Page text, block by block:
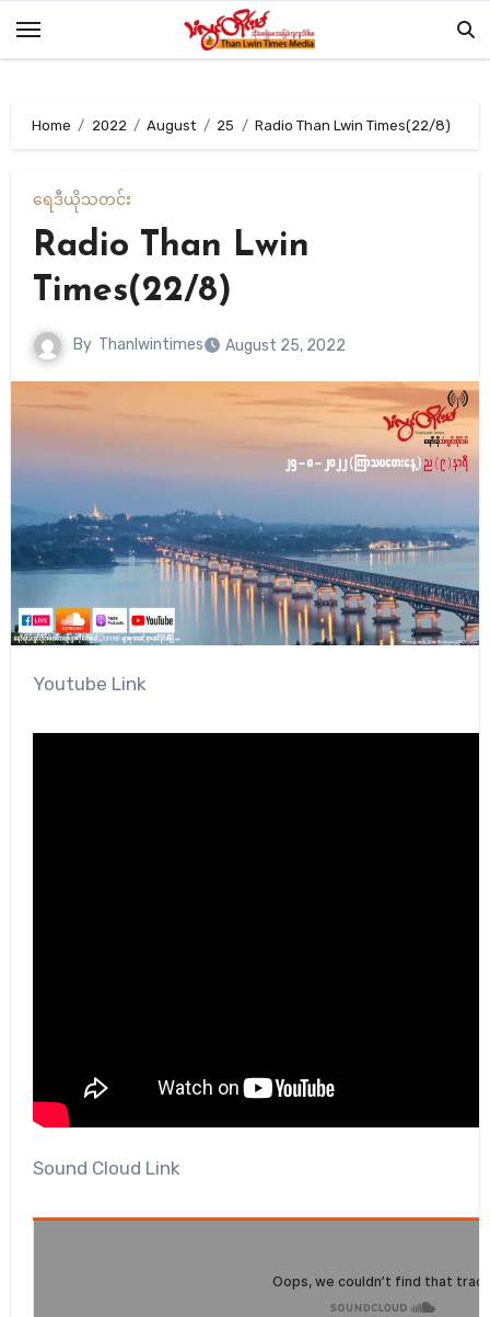
Home 2022 August 25 Radio Than Lwin Times(22/8)
ရေဒီယိုသတင်း
Radio Than Lwin
Times(22/8)
By Thanlwintimes August 25, 2022
Youtube Link
Sound Cloud Link